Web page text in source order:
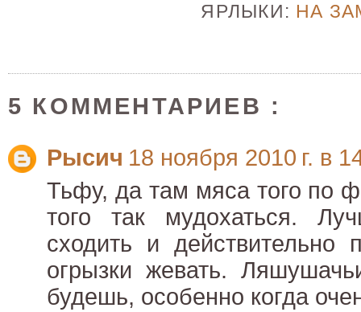
ЯРЛЫКИ: НА
5 КОММЕНТАРИЕВ :
Рысич 18 ноября 2010 г. в
Тьфу, да там мяса того по
того так мудохаться.
сходить и действительно
огрызки жевать.
будешь, особенно когда